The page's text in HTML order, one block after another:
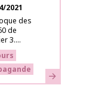
2021
des
de
3....
En savoir plus